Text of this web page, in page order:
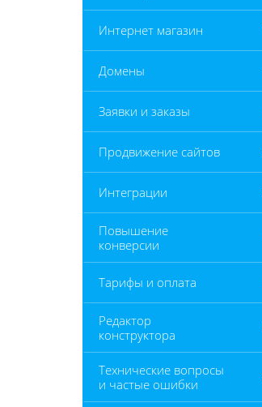
Интернет магазин
Домены
Заявки и заказы
Продвижение сайтов
Интеграции
Повышение
конверсии
Тарифы и оплата
Редактор
конструктора
Технические вопросы
и частые ошибки